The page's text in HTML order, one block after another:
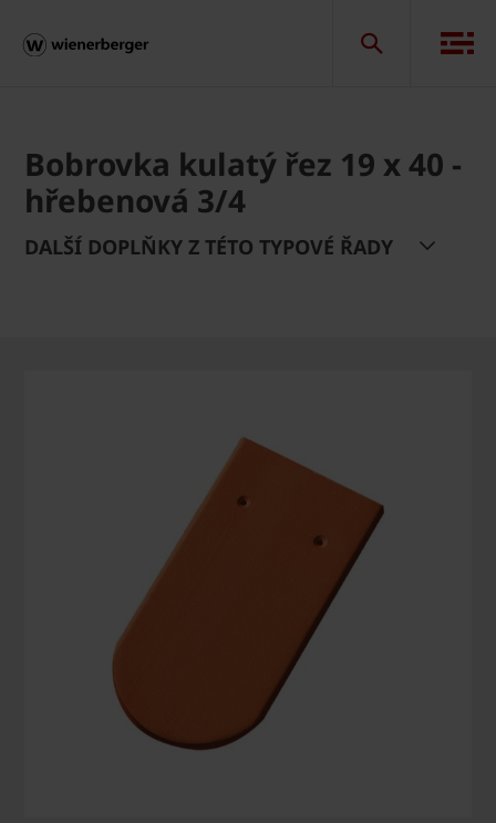
Bobrovka kulatý řez 19 x 40 -
hřebenová 3/4
DALŠÍ DOPLŇKY Z TÉTO TYPOVÉ ŘADY